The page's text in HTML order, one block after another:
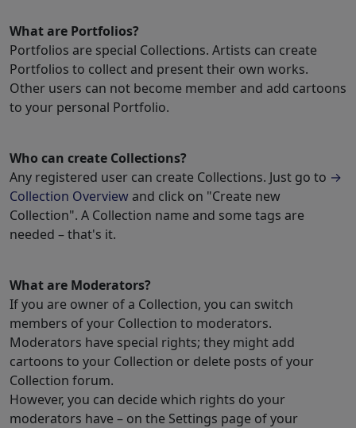
What are Portfolios?
Portfolios are special Collections. Artists can create
Portfolios to collect and present their own works.
Other users can not become member and add cartoons
to your personal Portfolio.
Who can create Collections?
Any registered user can create Collections. Just go to →
Collection Overview and click on "Create new
Collection". A Collection name and some tags are
needed – that's it.
What are Moderators?
If you are owner of a Collection, you can switch
members of your Collection to moderators.
Moderators have special rights; they might add
cartoons to your Collection or delete posts of your
Collection forum.
However, you can decide which rights do your
moderators have – on the Settings page of your